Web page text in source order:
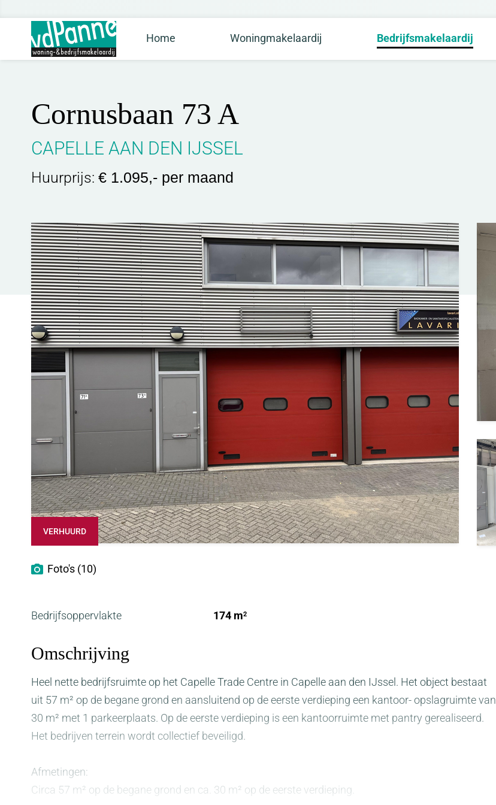
Home Woningmakelaardij Bedrijfsmakelaardij
Cornusbaan 73 A
CAPELLE AAN DEN IJSSEL
Huurprijs: € 1.095,- per maand
VERHUURD
Foto's (10)
Bedrijfsoppervlakte 174 m2
Omschrijving
Heel nette bedrijfsruimte op het Capelle Trade Centre in Capelle aan den IJssel. Het object bestaat
uit 57 m² op de begane grond en aansluitend op de eerste verdieping een kantoor- opslagruimte van
30 m² met 1 parkeerplaats. Op de eerste verdieping is een kantoorruimte met pantry gerealiseerd.
Het bedrijven terrein wordt collectief beveiligd.
Afmetingen:
Circa 57 m² op de begane grond en ca. 30 m² op de eerste verdieping.